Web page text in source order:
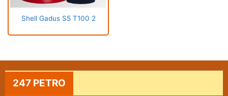
Shell Gadus S5 T100 2
247 PETRO